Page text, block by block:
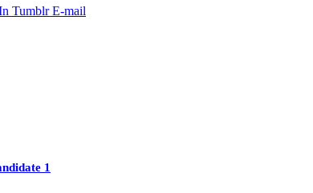
Tumblr E-mail
1